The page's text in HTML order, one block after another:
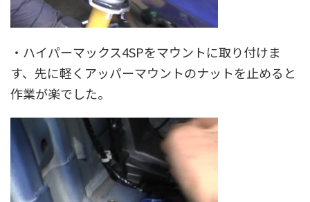
・ハイパーマックス4SPをマウントに取り付けま
す、先に軽くアッパーマウントのナットを止めると
作業が楽でした。